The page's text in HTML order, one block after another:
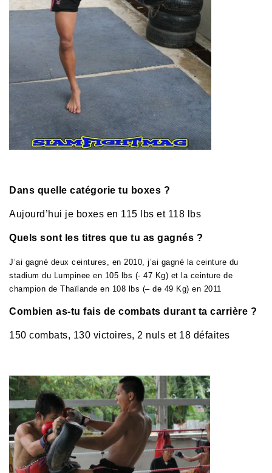
Dans quelle catégorie tu boxes ?
Aujourd’hui je boxes en 115 lbs et 118 lbs
Quels sont les titres que tu as gagnés ?
J’ai gagné deux ceintures, en 2010, j’ai gagné la ceinture du
stadium du Lumpinee en 105 lbs (- 47 Kg) et la ceinture de
champion de Thaïlande en 108 lbs (– de 49 Kg) en 2011
Combien as-tu fais de combats durant ta carrière ?
150 combats, 130 victoires, 2 nuls et 18 défaites